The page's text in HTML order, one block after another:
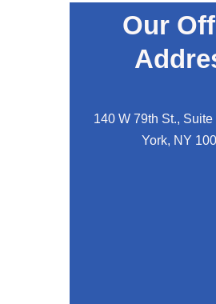
Our
140 W 79th St.,
York, NY